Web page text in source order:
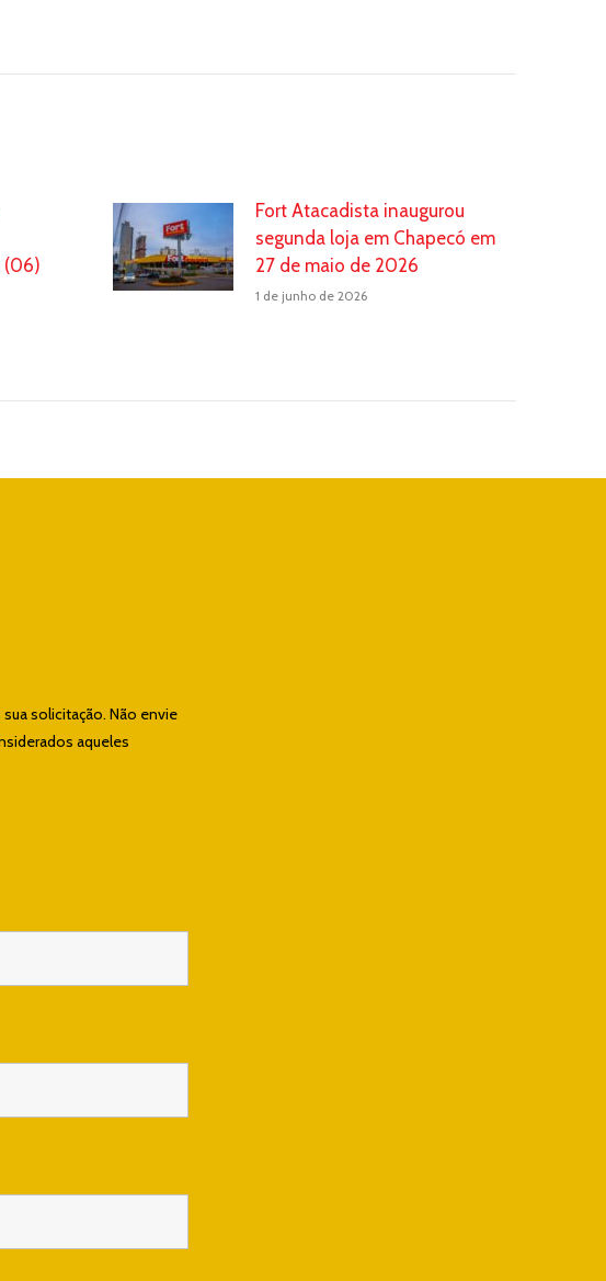
(06)
Fort Atacadista inaugurou
segunda loja em Chapecó em
27 de maio de 2026
1 de junho de 2026
solicitação. Não envie
aqueles